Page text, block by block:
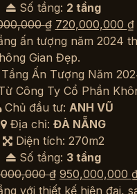
Số tầng: 2 tầng
₫ Giá
gốc
là:
750,000,000 ₫.
720,000,000 ₫
Ấn Tượng Năm
Công Ty Cổ Phần
Chủ đầu tư: ANH VŨ
Địa chỉ: ĐÀ NẴNG
Diện tích: 270m2
Số tầng: 3 tầng
₫ Giá
gốc
950,000,000